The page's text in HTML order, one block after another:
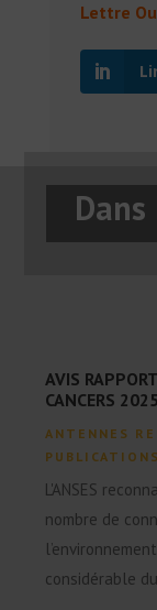
Lettre
AVIS
CANCERS 2025
ANTENNES
PUBLICATIONS
L'ANSES
nombre de
considérable